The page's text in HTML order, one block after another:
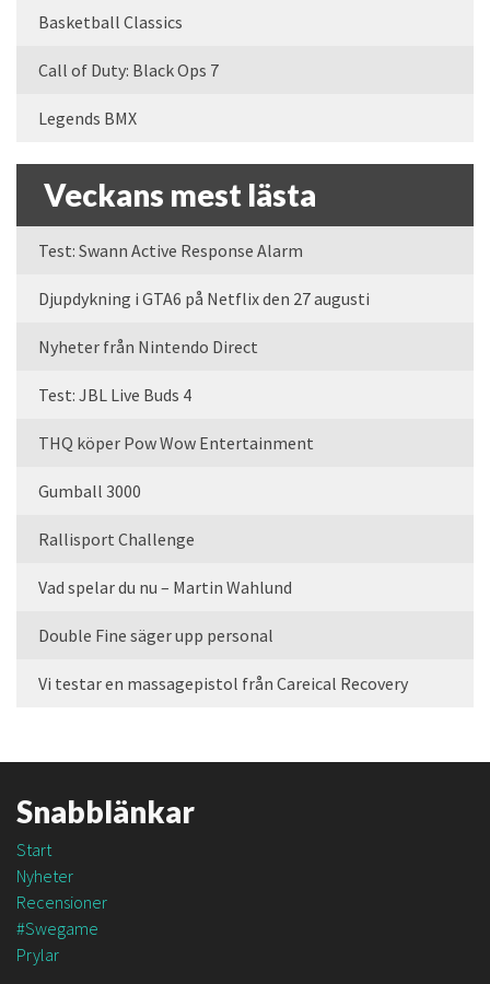
Basketball Classics
Call of Duty: Black Ops 7
Legends BMX
Veckans mest lästa
Test: Swann Active Response Alarm
Djupdykning i GTA6 på Netflix den 27 augusti
Nyheter från Nintendo Direct
Test: JBL Live Buds 4
THQ köper Pow Wow Entertainment
Gumball 3000
Rallisport Challenge
Vad spelar du nu – Martin Wahlund
Double Fine säger upp personal
Vi testar en massagepistol från Careical Recovery
Snabblänkar
Start
Nyheter
Recensioner
#Swegame
Prylar